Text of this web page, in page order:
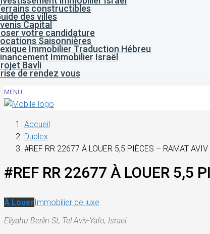
constructibles
des villes
Capital
votre candidature
Saisonnières
Immobilier Traduction Hébreu
Immobilier Israël
Bavli
de rendez vous
MENU
Accueil
Duplex
#REF RR 22677 À LOUER 5,5 PIÈCES – RAMAT
#REF RR 22677 À LOUER 5,5
À LouerImmobilier de luxe
Eliyahu Berlin St, Tel Aviv-Yafo, Israel